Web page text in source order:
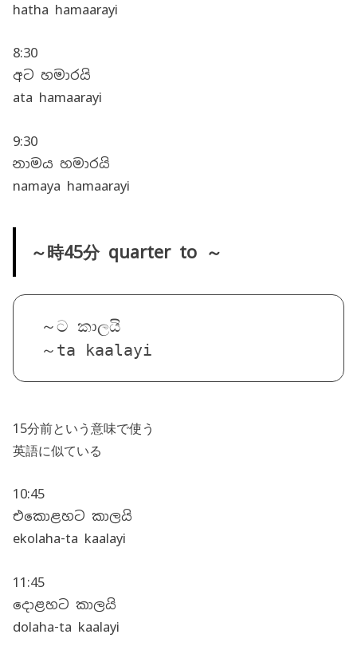
hatha hamaarayi
8:30
අට හමාරයි
ata hamaarayi
9:30
නාමය හමාරයි
namaya hamaarayi
～時45分 quarter to ～
～ට කාලයි
～ta kaalayi
15分前という意味で使う
英語に似ている
10:45
එකොළහට කාලයි
ekolaha-ta kaalayi
11:45
දොළහට කාලයි
dolaha-ta kaalayi